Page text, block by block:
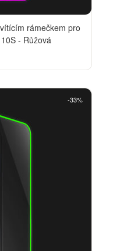
rámečkem pro
- Růžová
-33%